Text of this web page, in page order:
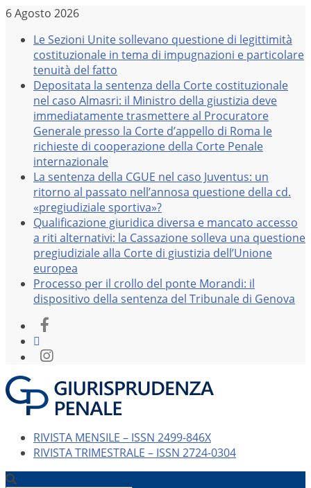
Salta
contenuto
6 Agosto 2026
Le Sezioni Unite sollevano questione di legittimità
costituzionale in tema di impugnazioni e particolare
tenuità del fatto
Depositata la sentenza della Corte costituzionale
nel caso Almasri: il Ministro della giustizia deve
immediatamente trasmettere al Procuratore
Generale presso la Corte d’appello di Roma le
richieste di cooperazione della Corte Penale
internazionale
La sentenza della CGUE nel caso Juventus: un
ritorno al passato nell’annosa questione della cd.
«pregiudiziale sportiva»?
Qualificazione giuridica diversa e mancato accesso
a riti alternativi: la Cassazione solleva una questione
pregiudiziale alla Corte di giustizia dell’Unione
europea
Processo per il crollo del ponte Morandi: il
dispositivo della sentenza del Tribunale di Genova
RIVISTA MENSILE – ISSN 2499-846X
RIVISTA TRIMESTRALE – ISSN 2724-0304